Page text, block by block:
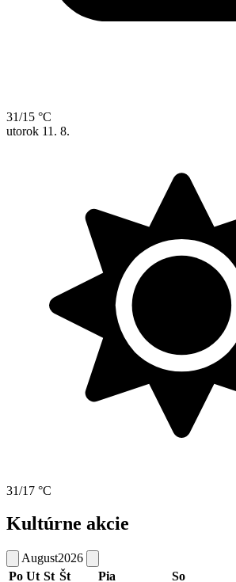
31/15 °C
utorok 11. 8.
31/17 °C
Kultúrne akcie
August2026
Po Ut St Št Pia So